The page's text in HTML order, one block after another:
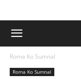
Roma Ko Sumnal
Roma Ko Sumnal